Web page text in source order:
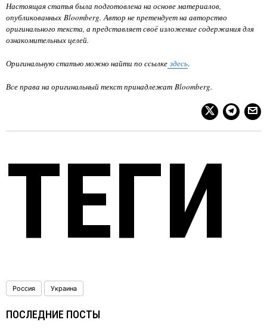
Настоящая статья была подготовлена на основе материалов,
опубликованных Bloomberg. Автор не претендует на авторство
оригинального текста, а представляет своё изложение содержания для
ознакомительных целей.
Оригинальную статью можно найти по ссылке здесь.
Все права на оригинальный текст принадлежат Bloomberg.
ТЕГИ
Россия Украина
ПОСЛЕДНИЕ ПОСТЫ